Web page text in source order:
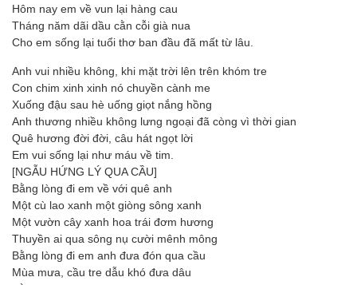
Hôm nay em về vun lại hàng cau
Tháng năm dãi dầu cằn cỗi già nua
Cho em sống lại tuổi thơ ban đầu đã mất từ lâu.
Anh vui nhiều không, khi mặt trời lên trên khóm tre
Con chim xinh xinh nó chuyền cành me
Xuống đậu sau hè uống giọt nắng hồng
Anh thương nhiều không lưng ngoại đã còng vì thời gian
Quê hương đời đời, câu hát ngọt lời
Em vui sống lại như máu về tim.
[NGẪU HỨNG LÝ QUA CẦU]
Bằng lòng đi em về với quê anh
Một cù lao xanh một giòng sông xanh
Một vườn cây xanh hoa trái đơm hương
Thuyền ai qua sông nụ cười mênh mông
Bằng lòng đi em anh đưa đón qua cầu
Mùa mưa, cầu tre dẫu khó đưa dâu